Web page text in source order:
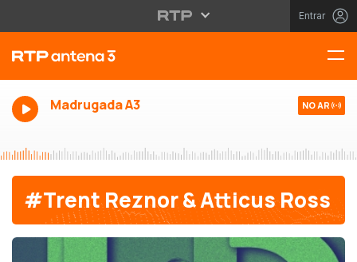
Entrar
Madrugada A3 NO AR
#Trent Reznor & Atticus Ross